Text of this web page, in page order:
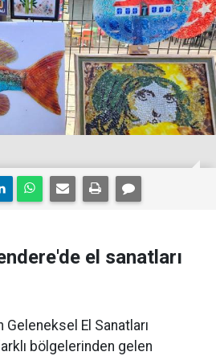
el sanatları
El Sanatları
bölgelerinden gelen